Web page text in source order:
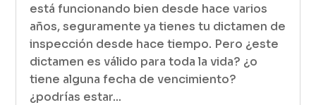
está funcionando bien desde hace varios
años, seguramente ya tienes tu dictamen de
inspección desde hace tiempo. Pero ¿este
dictamen es válido para toda la vida? ¿o
tiene alguna fecha de vencimiento?
¿podrías estar...